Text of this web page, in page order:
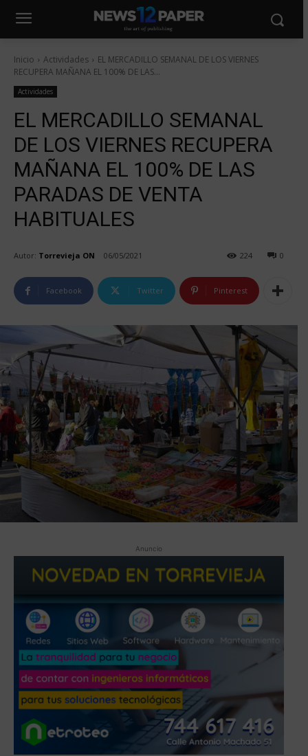
Inicio Actividades
EL MERCADILLO SEMANAL DE LOS VIERNES
RECUPERA MAÑANA EL 100% DE LAS...
Actividades
EL MERCADILLO SEMANAL
DE LOS VIERNES RECUPERA
MAÑANA EL 100% DE LAS
PARADAS DE VENTA
HABITUALES
Autor: Torrevieja ON 06/05/2021 0
224
Facebook Twitter Pinterest
Anuncio